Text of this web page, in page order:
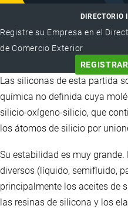
DIRECTORIO
Registre su Empresa en el
de Comercio Exterior
REGISTRAR
Las siliconas de esta partida
química no definida cuya
silicio-oxígeno-silicio, que
los átomos de silicio por
Su estabilidad es muy
diversos (líquido, semifluido,
principalmente los aceites de
las resinas de silicona y los